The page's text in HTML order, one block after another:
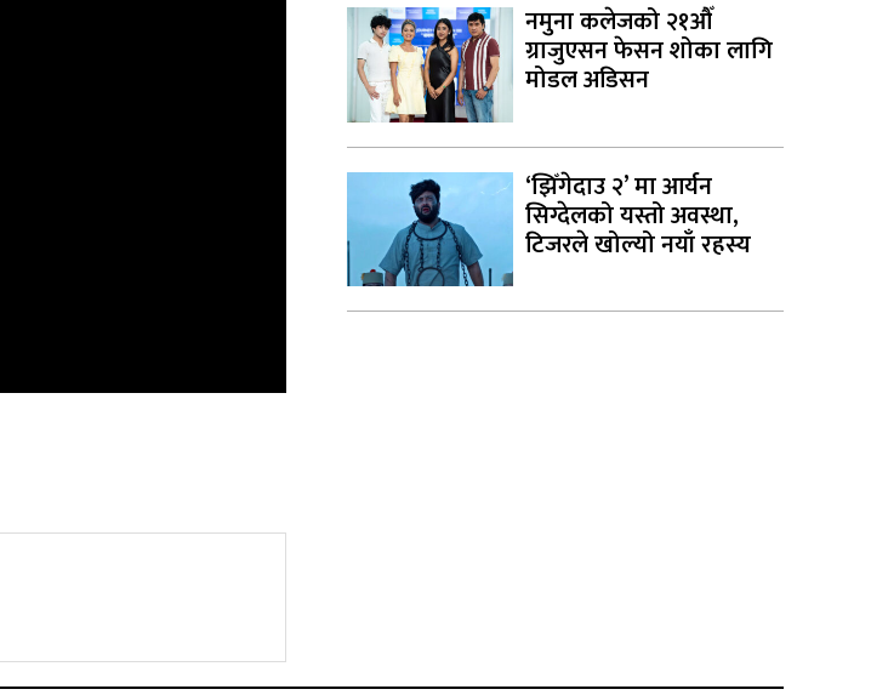
नमुना कलेजको २१औँ
ग्राजुएसन फेसन शोका लागि
मोडल अडिसन
‘झिँगेदाउ २’ मा आर्यन
सिग्देलको यस्तो अवस्था,
टिजरले खोल्यो नयाँ रहस्य